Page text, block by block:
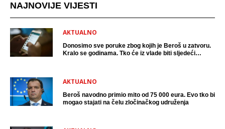
NAJNOVIJE VIJESTI
AKTUALNO
Donosimo sve poruke zbog kojih je Beroš u zatvoru.
Kralo se godinama. Tko će iz vlade biti sljedeći
AKTUALNO
Beroš navodno primio mito od 75 000 eura. Evo tko bi
mogao stajati na čelu zločinačkog udruženja